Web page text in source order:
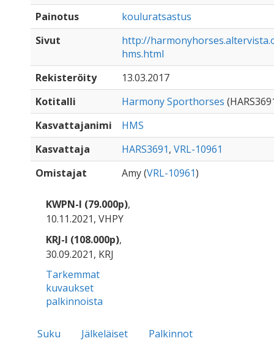
Painotus
kouluratsastus
Sivut
http://
hms.html
Rekisteröity
13.03.2017
Kotitalli
Harmony Sporthorses
Kasvattajanimi
HMS
Kasvattaja
HARS3691, VRL-10961
Omistajat
Amy (VRL-10961)
KWPN-I (79.000p),
10.11.2021, VHPY
KRJ-I (108.000p),
30.09.2021, KRJ
Tarkemmat
kuvaukset
palkinnoista
Suku Jälkeläiset Palkinnot